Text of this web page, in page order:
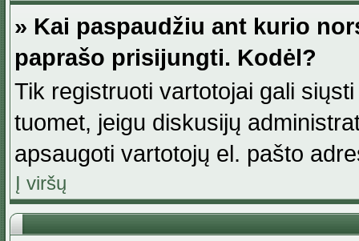
» Kai paspaudžiu ant kurio
paprašo prisijungti. Kodėl?
Tik registruoti vartotojai gali
tuomet, jeigu diskusijų
apsaugoti vartotojų el. pašto
Į viršų